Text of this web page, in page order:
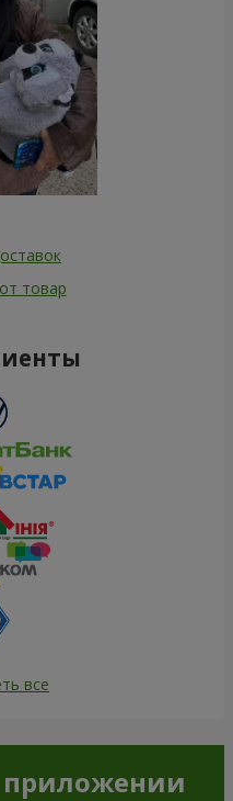
товар
все
приложении